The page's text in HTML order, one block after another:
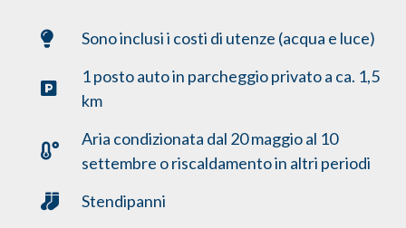
Sono inclusi i costi di utenze (acqua e luce)
1 posto auto in parcheggio privato a ca. 1,5
km
Aria condizionata dal 20 maggio al 10
settembre o riscaldamento in altri periodi
Stendipanni